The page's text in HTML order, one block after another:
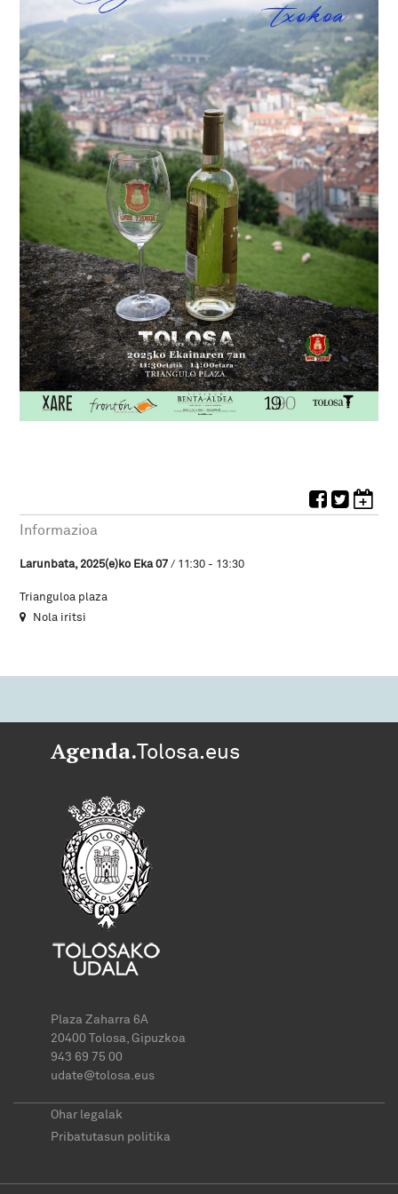
Informazioa
Larunbata, 2025(e)ko Eka 07/ 11:30 - 13:30
Trianguloa plaza
Nola iritsi
Agenda.Tolosa.eus
Plaza Zaharra 6A
20400 Tolosa, Gipuzkoa
943 69 75 00
udate@tolosa.eus
Ohar legalak
Pribatutasun politika